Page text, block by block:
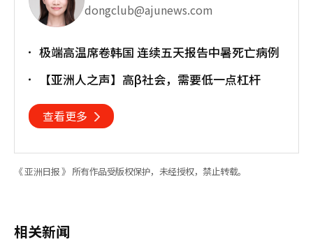
dongclub@ajunews.com
极端高温席卷韩国 连续五天报告中暑死亡病例
【亚洲人之声】高β社会，需要低一点杠杆
查看更多
《 亚洲日报 》 所有作品受版权保护，未经授权，禁止转载。
相关新闻